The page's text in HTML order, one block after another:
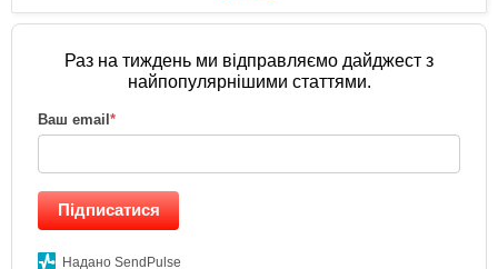
Раз на тиждень ми відправляємо дайджест з
найпопулярнішими статтями.
Ваш email*
Підписатися
Надано SendPulse